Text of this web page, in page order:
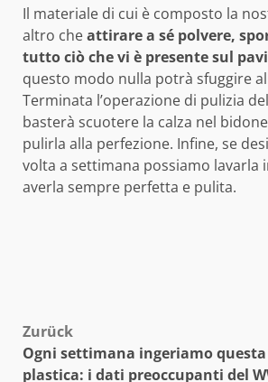
Il materiale di cui è composto la
altro cheattirare a sé polvere,
tutto ciò che vi è presente sul
questo modo nulla potrà sfuggire
Terminata l’operazione di pulizia
basterà scuotere la calza nel
pulirla alla perfezione. Infine, se
volta a settimana possiamo lavarla
averla sempre perfetta e pulita.
Beitragsnavigation
Zurück
Ogni settimana ingeriamo
plastica: i dati preoccupanti del